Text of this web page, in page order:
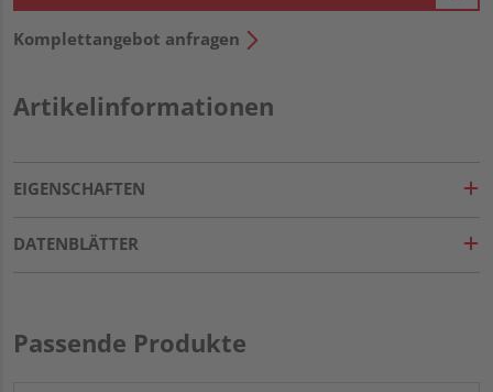
Komplettangebot anfragen
Artikelinformationen
EIGENSCHAFTEN
DATENBLÄTTER
Passende Produkte